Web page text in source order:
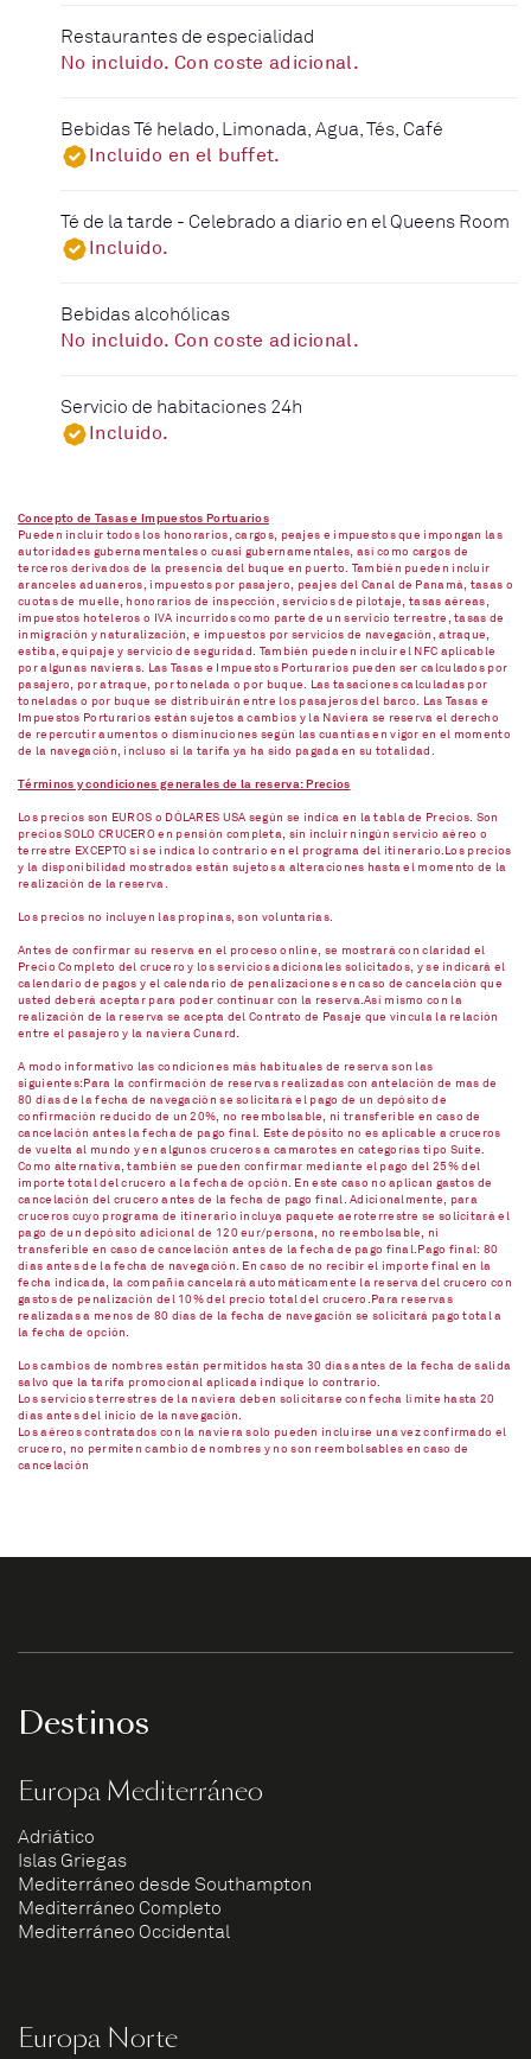
Restaurantes de especialidad
No incluido. Con coste adicional.
Bebidas Té helado, Limonada, Agua, Tés, Café
Incluido en el buffet.
Té de la tarde - Celebrado a diario en el Queens Room
Incluido.
Bebidas alcohólicas
No incluido. Con coste adicional.
Servicio de habitaciones 24h
Incluido.
Concepto de Tasas e Impuestos Portuarios
Pueden incluir todos los honorarios, cargos, peajes e impuestos que impongan las
autoridades gubernamentales o cuasi gubernamentales, así como cargos de
terceros derivados de la presencia del buque en puerto. También pueden incluir
aranceles aduaneros, impuestos por pasajero, peajes del Canal de Panamá, tasas o
cuotas de muelle, honorarios de inspección, servicios de pilotaje, tasas aéreas,
impuestos hoteleros o IVA incurridos como parte de un servicio terrestre, tasas de
inmigración y naturalización, e impuestos por servicios de navegación, atraque,
estiba, equipaje y servicio de seguridad. También pueden incluir el NFC aplicable
por algunas navieras. Las Tasas e Impuestos Porturarios pueden ser calculados por
pasajero, por atraque, por tonelada o por buque. Las tasaciones calculadas por
toneladas o por buque se distribuirán entre los pasajeros del barco. Las Tasas e
Impuestos Porturarios están sujetos a cambios y la Naviera se reserva el derecho
de repercutir aumentos o disminuciones según las cuantías en vigor en el momento
de la navegación, incluso si la tarifa ya ha sido pagada en su totalidad.
Términos y condiciones generales de la reserva: Precios
Los precios son EUROS o DÓLARES USA según se indica en la tabla de Precios. Son
precios SOLO CRUCERO en pensión completa, sin incluir ningún servicio aéreo o
terrestre EXCEPTO si se indica lo contrario en el programa del itinerario.Los precios
y la disponibilidad mostrados están sujetos a alteraciones hasta el momento de la
realización de la reserva.
Los precios no incluyen las propinas, son voluntarias.
Antes de confirmar su reserva en el proceso online, se mostrará con claridad el
Precio Completo del crucero y los servicios adicionales solicitados, y se indicará el
calendario de pagos y el calendario de penalizaciones en caso de cancelación que
usted deberá aceptar para poder continuar con la reserva.Así mismo con la
realización de la reserva se acepta del Contrato de Pasaje que vincula la relación
entre el pasajero y la naviera Cunard.
A modo informativo las condiciones más habituales de reserva son las
siguientes:Para la confirmación de reservas realizadas con antelación de mas de
80 días de la fecha de navegación se solicitará el pago de un depósito de
confirmación reducido de un 20%, no reembolsable, ni transferible en caso de
cancelación antes la fecha de pago final. Este depósito no es aplicable a cruceros
de vuelta al mundo y en algunos cruceros a camarotes en categorías tipo Suite.
Como alternativa, también se pueden confirmar mediante el pago del 25% del
importe total del crucero a la fecha de opción. En este caso no aplican gastos de
cancelación del crucero antes de la fecha de pago final. Adicionalmente, para
cruceros cuyo programa de itinerario incluya paquete aeroterrestre se solicitará el
pago de un depósito adicional de 120 eur/persona, no reembolsable, ni
transferible en caso de cancelación antes de la fecha de pago final.Pago final: 80
días antes de la fecha de navegación. En caso de no recibir el importe final en la
fecha indicada, la compañía cancelará automáticamente la reserva del crucero con
gastos de penalización del 10% del precio total del crucero.Para reservas
realizadas a menos de 80 días de la fecha de navegación se solicitará pago total a
la fecha de opción.
Los cambios de nombres están permitidos hasta 30 días antes de la fecha de salida
salvo que la tarifa promocional aplicada indique lo contrario.
Los servicios terrestres de la naviera deben solicitarse con fecha límite hasta 20
días antes del inicio de la navegación.
Los aéreos contratados con la naviera solo pueden incluirse una vez confirmado el
crucero, no permiten cambio de nombres y no son reembolsables en caso de
cancelación
Destinos
Europa Mediterráneo
Adriático
Islas Griegas
Mediterráneo desde Southampton
Mediterráneo Completo
Mediterráneo Occidental
Europa Norte